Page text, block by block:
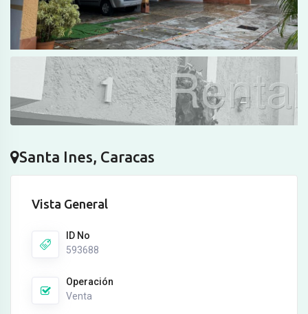
Santa Ines, Caracas
Vista General
ID No
593688
Operación
Venta